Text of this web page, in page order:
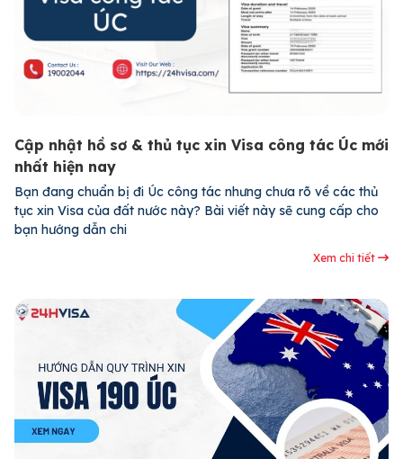
Cập nhật hồ sơ & thủ tục xin Visa công tác Úc mới
nhất hiện nay
Bạn đang chuẩn bị đi Úc công tác nhưng chưa rõ về các thủ
tục xin Visa của đất nước này? Bài viết này sẽ cung cấp cho
bạn hướng dẫn chi
Xem chi tiết